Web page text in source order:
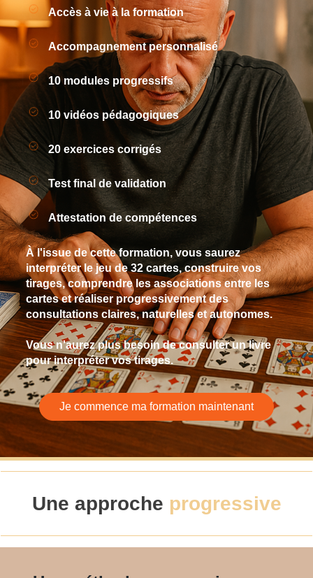
Accès à vie à la formation
Accompagnement personnalisé
10 modules progressifs
10 vidéos pédagogiques
20 exercices corrigés
Test final de validation
Attestation de compétences
À l'issue de cette formation, vous saurez
interpréter le jeu de 32 cartes, construire vos
tirages, comprendre les associations entre les
cartes et réaliser progressivement des
consultations claires, naturelles et autonomes.
Vous n'aurez plus besoin de consulter un livre
pour interpréter vos tirages.
Je commence ma formation maintenant
Une approche progressive